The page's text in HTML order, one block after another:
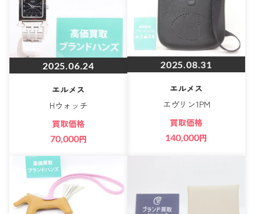
2025.06.24
エルメス
Hウォッチ
買取価格
70,000円
2025.08.31
エルメス
エヴリン1PM
買取価格
140,000円